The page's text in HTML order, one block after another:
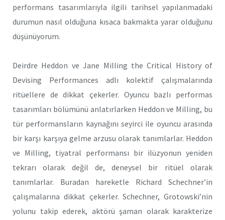
performans tasarımlarıyla ilgili tarihsel yapılanmadaki
durumun nasıl olduğuna kısaca bakmakta yarar olduğunu
düşünüyorum.
Deirdre Heddon ve Jane Milling the Critical History of
Devising Performances adlı kolektif çalışmalarında
ritüellere de dikkat çekerler. Oyuncu bazlı performas
tasarımları bölümünü anlatırlarken Heddon ve Milling, bu
tür performansların kaynağını seyirci ile oyuncu arasında
bir karşı karşıya gelme arzusu olarak tanımlarlar. Heddon
ve Milling, tiyatral performansı bir ilüzyonun yeniden
tekrarı olarak değil de, deneysel bir ritüel olarak
tanımlarlar. Buradan hareketle Richard Schechner’in
çalışmalarına dikkat çekerler. Schechner, Grotowski’nin
yolunu takip ederek, aktörü şaman olarak karakterize